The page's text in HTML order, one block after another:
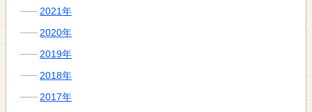
2021年
2020年
2019年
2018年
2017年